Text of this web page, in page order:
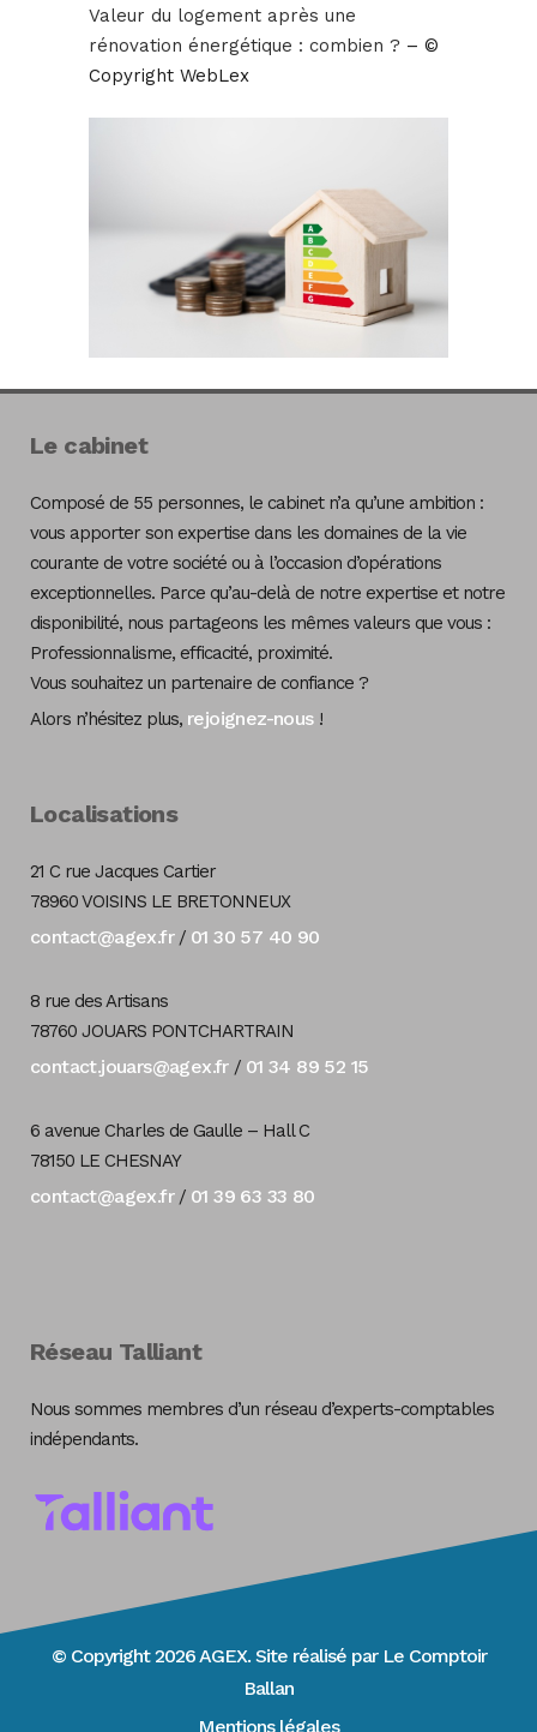
Valeur du logement après une
rénovation énergétique : combien ? – ©
Copyright WebLex
Le cabinet
Composé de 55 personnes, le cabinet n’a qu’une ambition :
vous apporter son expertise dans les domaines de la vie
courante de votre société ou à l’occasion d’opérations
exceptionnelles. Parce qu’au-delà de notre expertise et notre
disponibilité, nous partageons les mêmes valeurs que vous :
Professionnalisme, efficacité, proximité.
Vous souhaitez un partenaire de confiance ?
Alors n’hésitez plus, rejoignez-nous!
Localisations
21 C rue Jacques Cartier
78960 VOISINS LE BRETONNEUX
contact@agex.fr/ 01 30 57 40 90
8 rue des Artisans
78760 JOUARS PONTCHARTRAIN
contact.jouars@agex.fr/ 01 34 89 52 15
6 avenue Charles de Gaulle – Hall C
78150 LE CHESNAY
contact@agex.fr/ 01 39 63 33 80
Réseau Talliant
Nous sommes membres d’un réseau d’experts-comptables
indépendants.
© Copyright 2026 AGEX. Site réalisé par Le Comptoir
Ballan
Mentions légales